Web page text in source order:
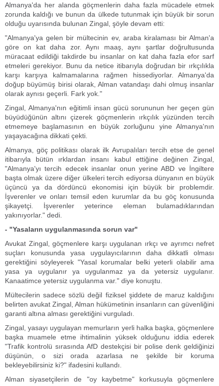
Almanya'da her alanda göçmenlerin daha fazla mücadele etmek
zorunda kaldığı ve bunun da ülkede tutunmak için büyük bir sorun
olduğu uyarısında bulunan Zingal, şöyle devam etti:
"Almanya'ya gelen bir mültecinin ev, araba kiralaması bir Alman'a
göre on kat daha zor. Aynı maaş, aynı şartlar doğrultusunda
müracaat edildiği takdirde bu insanlar on kat daha fazla efor sarf
etmeleri gerekiyor. Bunu da netice itibarıyla doğrudan bir ırkçılıkla
karşı karşıya kalmamalarına rağmen hissediyorlar. Almanya'da
doğup büyümüş birisi olarak, Alman vatandaşı dahi olmuş insanlar
olarak aynısı geçerli. Fark yok."
Zingal, Almanya'nın eğitimli insan gücü sorununun her geçen gün
büyüdüğünün altını çizerek göçmenlerin ırkçılık yüzünden tercih
etmemeye başlamasının en büyük zorluğunu yine Almanya'nın
yaşayacağına dikkati çekti.
Almanya, göç politikası olarak ilk Avrupalıları tercih etse de genel
itibarıyla bütün ırklardan insanı kabul ettiğine değinen Zingal,
"Almanya'yı tercih edecek insanlar onun yerine ABD ve İngiltere
başta olmak üzere diğer ülkeleri tercih ediyorsa dünyanın en büyük
üçüncü ya da dördüncü ekonomisi için büyük bir problemdir.
İşverenler ve onları temsil eden kurumlar da bu göç konusunda
şikayetçi. İşverenler yeterince eleman bulamadıklarından
yakınıyorlar." dedi.
- "Yasaların uygulanmasında sorun var"
Avukat Zingal, göçmenlere karşı uygulanan ırkçı ve ayrımcı nefret
suçları konusunda yasa uygulayıcılarının daha dikkatli olması
gerektiğini söyleyerek "Yasal korumalar belki yeterli olabilir ama
yasa ya uygulanır ya uygulanmaz ya da yetersiz uygulanır.
Kanaatimce yetersiz uygulanma var." diye konuştu.
Mültecilerin sadece sözlü değil fiziksel şiddete de maruz kaldığını
belirten avukat Zingal, Alman hükümetinin insanların can güvenliğini
garanti altına alması gerektiğini vurguladı.
Zingal, yasayı uygulayan memurların yerli halka başka, göçmenlere
başka muamele etme ihtimalinin yüksek olduğunu iddia ederek
"Trafik kontrolü sırasında AfD destekçisi bir polise denk geldiğinizi
düşünün, o sizi orada azarlasa ne şekilde bir koruma
bekleyebilirsiniz ki?" ifadesini kullandı.
Alman siyasetçilerin de "oy kaybetme" korkusuyla göçmenlere